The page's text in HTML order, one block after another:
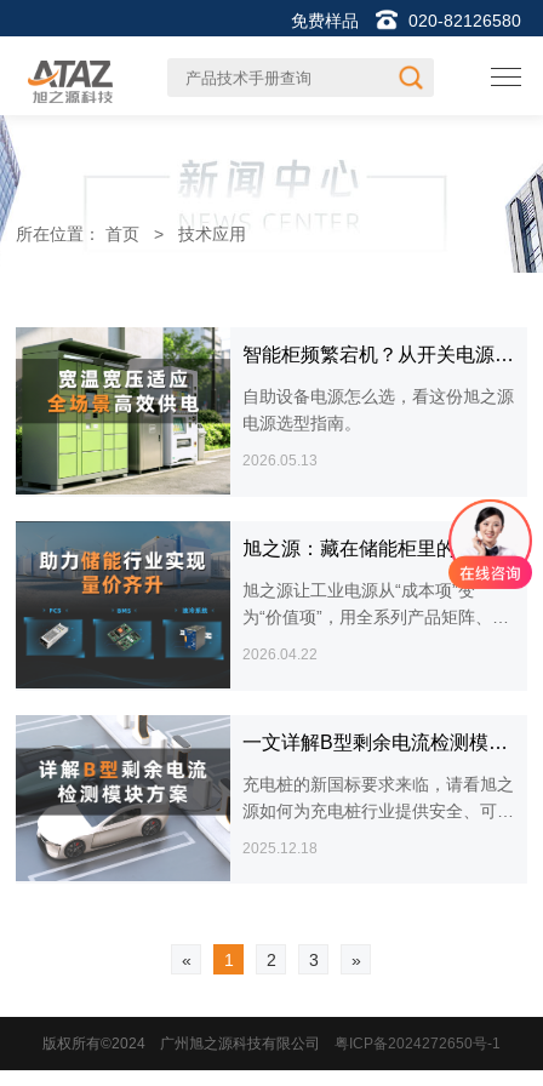
免费样品 020-82126580
所在位置：首页 >技术应用
智能柜频繁宕机？从开关电源视角看选型逻辑
自助设备电源怎么选，看这份旭之源
电源选型指南。
2026.05.13
旭之源：藏在储能柜里的“供电管家”
旭之源让工业电源从“成本项”变
为“价值项”，用全系列产品矩阵、一
2026.04.22
一文详解B型剩余电流检测模块方案，保障充电桩安全可靠
充电桩的新国标要求来临，请看旭之
源如何为充电桩行业提供安全、可
2025.12.18
« 1 2 3 »
版权所有©2024 广州旭之源科技有限公司 粤ICP备2024272650号-1